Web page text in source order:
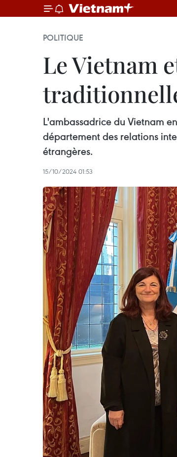
POLITIQUE
Le Vietnam
L'ambassadrice du Vietnam
département des relations
étrangères.
15/10/2024 01:53